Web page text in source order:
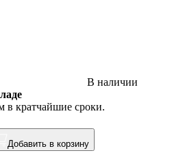
В наличии
в кратчайшие сроки.
Добавить в корзину